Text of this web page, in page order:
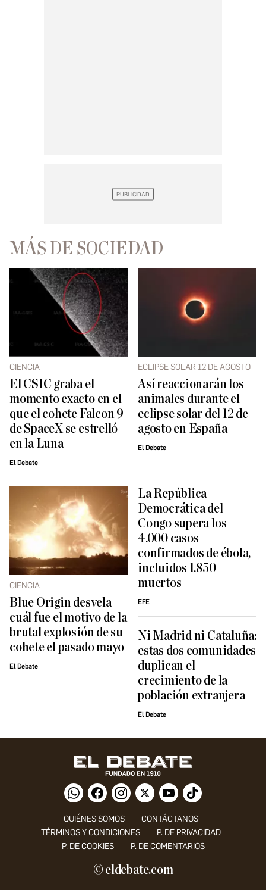
MÁS DE SOCIEDAD
CIENCIA
El CSIC graba el
momento exacto en el
que el cohete Falcon 9
de SpaceX se estrelló
en la Luna
El Debate
ECLIPSE SOLAR 12 DE AGOSTO
Así reaccionarán los
animales durante el
eclipse solar del 12 de
agosto en España
El Debate
CIENCIA
Blue Origin desvela
cuál fue el motivo de la
brutal explosión de su
cohete el pasado mayo
El Debate
La República
Democrática del
Congo supera los
4.000 casos
confirmados de ébola,
incluidos 1.850
muertos
EFE
Ni Madrid ni Cataluña:
estas dos comunidades
duplican el
crecimiento de la
población extranjera
El Debate
QUIÉNES SOMOS
CONTÁCTANOS
TÉRMINOS Y CONDICIONES
P. DE PRIVACIDAD
P. DE COOKIES
P. DE COMENTARIOS
© eldebate.com